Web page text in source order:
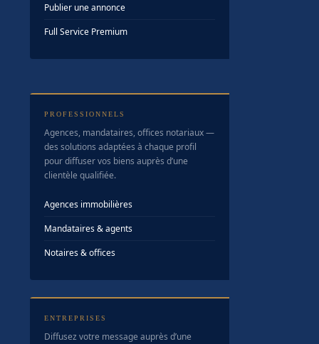
Publier une annonce
Full Service Premium
PROFESSIONNELS
Agences, mandataires, offices notariaux —
des solutions adaptées à chaque profil
pour diffuser vos biens auprès d’une
clientèle qualifiée.
Agences immobilières
Mandataires & agents
Notaires & offices
ENTREPRISES
Diffusez votre message auprès d’une